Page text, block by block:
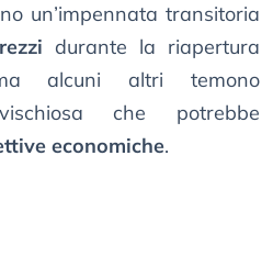
un’impennata transitoria
durante la riapertura
alcuni altri temono
che potrebbe
economiche.